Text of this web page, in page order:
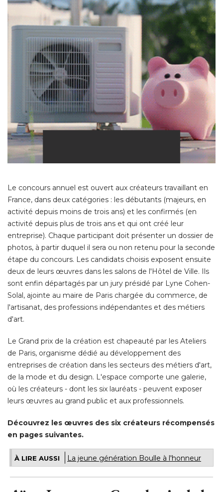
Le concours annuel est ouvert aux créateurs travaillant en
France, dans deux catégories : les débutants (majeurs, en
activité depuis moins de trois ans) et les confirmés (en
activité depuis plus de trois ans et qui ont créé leur
entreprise). Chaque participant doit présenter un dossier de
photos, à partir duquel il sera ou non retenu pour la seconde
étape du concours. Les candidats choisis exposent ensuite
deux de leurs œuvres dans les salons de l'Hôtel de Ville. Ils
sont enfin départagés par un jury présidé par Lyne Cohen-
Solal, ajointe au maire de Paris chargée du commerce, de
l'artisanat, des professions indépendantes et des métiers
d'art.
Le Grand prix de la création est chapeauté par les Ateliers
de Paris, organisme dédié au développement des
entreprises de création dans les secteurs des métiers d'art,
de la mode et du design. L'espace comporte une galerie,
où les créateurs - dont les six lauréats - peuvent exposer
leurs œuvres au grand public et aux professionnels.
Découvrez les œuvres des six créateurs récompensés
en pages suivantes.
À LIRE AUSSI La jeune génération Boulle à l'honneur